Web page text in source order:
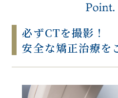
必ずCTを撮影！
安全な矯正治療を